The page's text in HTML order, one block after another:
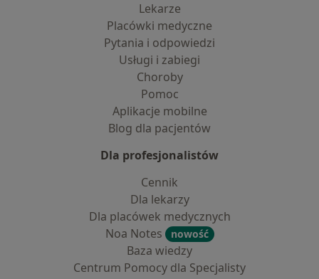
Lekarze
Placówki medyczne
Pytania i odpowiedzi
Usługi i zabiegi
Choroby
Pomoc
Aplikacje mobilne
Blog dla pacjentów
Dla profesjonalistów
Cennik
Dla lekarzy
Dla placówek medycznych
Noa Notes
nowość
Baza wiedzy
Centrum Pomocy dla Specjalisty